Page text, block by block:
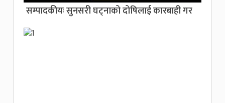
सम्पादकीयः सुनसरी घट्नाको दोषिलाई कारबाही गर